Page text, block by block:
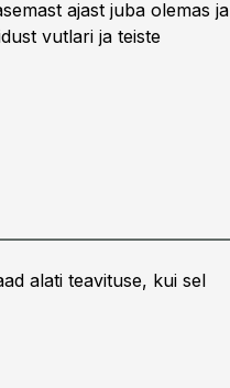
ajast juba olemas ja
vutlari ja teiste
alati teavituse, kui sel